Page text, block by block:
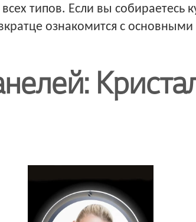
типов. Если вы собираетесь
ознакомится с